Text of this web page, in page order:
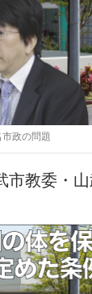
政の問題
市教委・